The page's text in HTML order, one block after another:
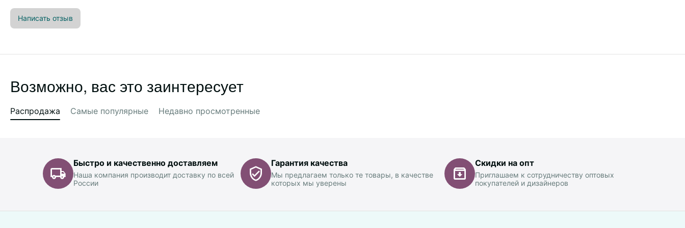
Написать отзыв
Возможно, вас это заинтересует
Распродажа Самые популярные Недавно просмотренные
Быстро и качественно доставляем
Наша компания производит доставку по всей
России
Гарантия качества
Мы предлагаем только те товары, в качестве
которых мы уверены
Скидки на опт
Приглашаем к сотрудничеству оптовых
покупателей и дизайнеров